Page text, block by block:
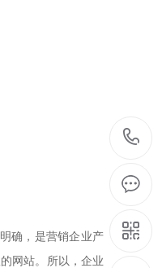
确，是营销企业产
网站。所以，企业